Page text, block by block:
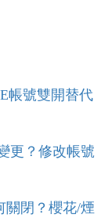
帳號雙開替代
更？修改帳號
關閉？櫻花/煙